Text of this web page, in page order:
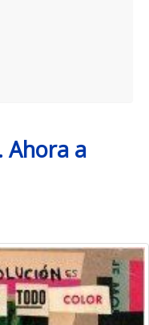
Ahora a